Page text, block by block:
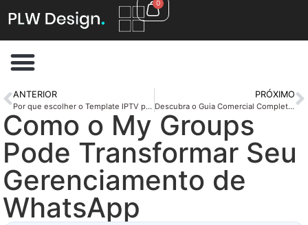
0
ANTERIOR
Por que escolher o Template IPTV para seu site de streaming?
PRÓXIMO
Descubra o Guia Comercial Completo para Cidades e Empresas Script PHP Completo
Como o My Groups
Pode Transformar Seu
Gerenciamento de
WhatsApp